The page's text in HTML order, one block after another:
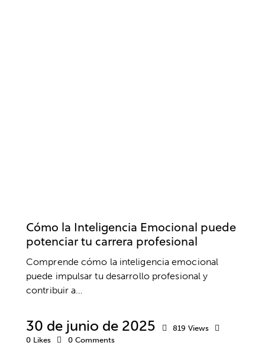
Cómo la Inteligencia Emocional puede
potenciar tu carrera profesional
Comprende cómo la inteligencia emocional
puede impulsar tu desarrollo profesional y
contribuir a…
30 de junio de 2025 819 Views
0 Likes 0 Comments